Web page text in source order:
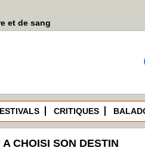
et de sang
CRITIQUES
CHOISI SON DESTIN